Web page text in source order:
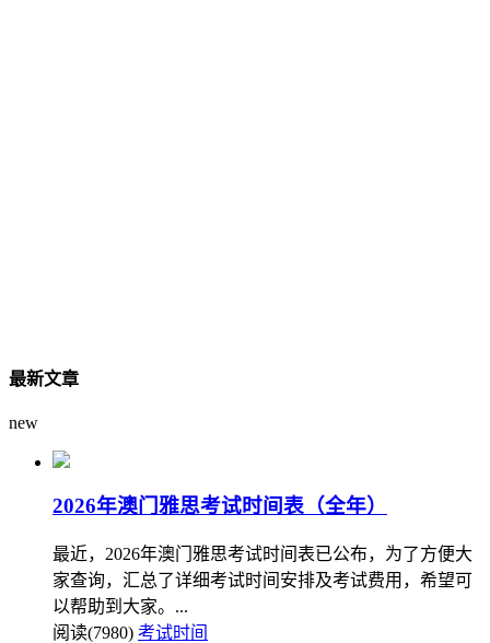
最新文章
new
2026年澳门雅思考试时间表（全年）
最近，2026年澳门雅思考试时间表已公布，为了方便大
家查询，汇总了详细考试时间安排及考试费用，希望可
以帮助到大家。...
阅读(7980) 考试时间